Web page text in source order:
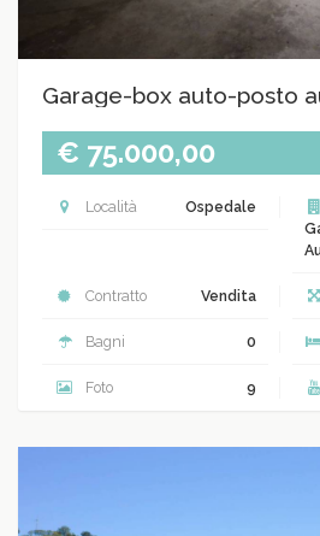
Garage-box auto-posto
€ 75.000,00
Località Ospedale
Contratto Vendita
Bagni 0
Foto 9